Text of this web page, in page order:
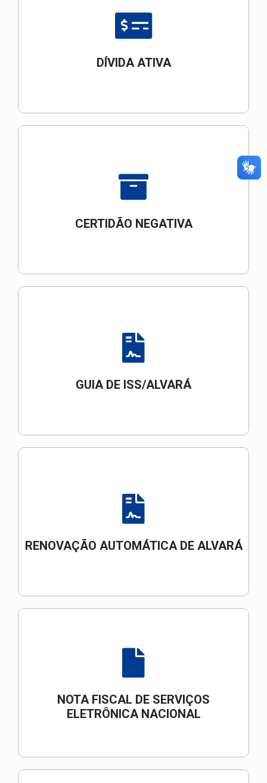
DÍVIDA ATIVA
CERTIDÃO NEGATIVA
GUIA DE ISS/ALVARÁ
RENOVAÇÃO AUTOMÁTICA DE ALVARÁ
NOTA FISCAL DE SERVIÇOS
ELETRÔNICA NACIONAL